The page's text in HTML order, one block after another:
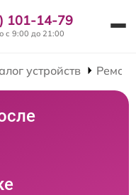
101-14-79
с 9:00 до 21:00
устройств